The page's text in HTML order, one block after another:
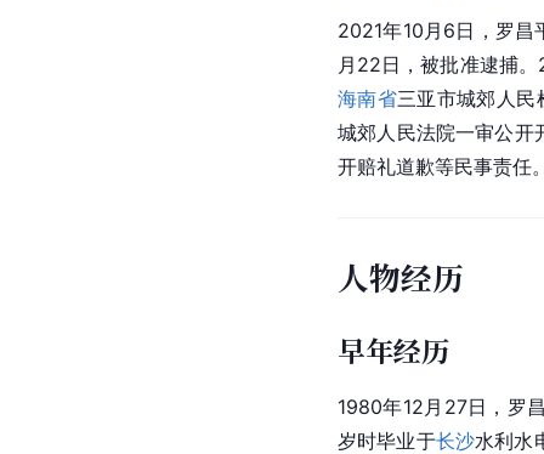
2021年10月6日，罗昌
月22日，被批准逮捕
海南省三亚市城郊人民
城郊人民法院一审公开
开赔礼道歉等民事责任
人物经历
早年经历
1980年12月27日，罗
岁时毕业于长沙水利水